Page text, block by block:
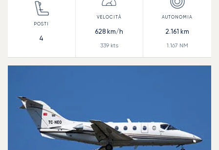
4
628 km/h
339kts
2.161 km
1.167 NM